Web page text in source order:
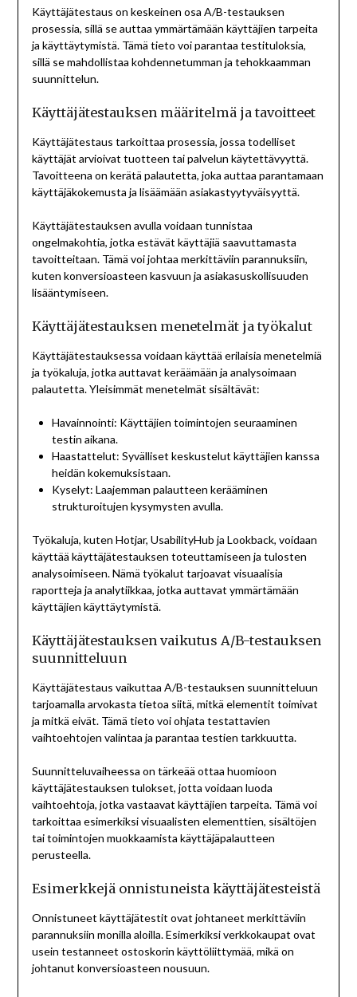
Käyttäjätestaus on keskeinen osa A/B-testauksen
prosessia, sillä se auttaa ymmärtämään käyttäjien tarpeita
ja käyttäytymistä. Tämä tieto voi parantaa testituloksia,
sillä se mahdollistaa kohdennetumman ja tehokkaamman
suunnittelun.
Käyttäjätestauksen määritelmä ja tavoitteet
Käyttäjätestaus tarkoittaa prosessia, jossa todelliset
käyttäjät arvioivat tuotteen tai palvelun käytettävyyttä.
Tavoitteena on kerätä palautetta, joka auttaa parantamaan
käyttäjäkokemusta ja lisäämään asiakastyytyväisyyttä.
Käyttäjätestauksen avulla voidaan tunnistaa
ongelmakohtia, jotka estävät käyttäjiä saavuttamasta
tavoitteitaan. Tämä voi johtaa merkittäviin parannuksiin,
kuten konversioasteen kasvuun ja asiakasuskollisuuden
lisääntymiseen.
Käyttäjätestauksen menetelmät ja työkalut
Käyttäjätestauksessa voidaan käyttää erilaisia menetelmiä
ja työkaluja, jotka auttavat keräämään ja analysoimaan
palautetta. Yleisimmät menetelmät sisältävät:
Havainnointi: Käyttäjien toimintojen seuraaminen
testin aikana.
Haastattelut: Syvälliset keskustelut käyttäjien kanssa
heidän kokemuksistaan.
Kyselyt: Laajemman palautteen kerääminen
strukturoitujen kysymysten avulla.
Työkaluja, kuten Hotjar, UsabilityHub ja Lookback, voidaan
käyttää käyttäjätestauksen toteuttamiseen ja tulosten
analysoimiseen. Nämä työkalut tarjoavat visuaalisia
raportteja ja analytiikkaa, jotka auttavat ymmärtämään
käyttäjien käyttäytymistä.
Käyttäjätestauksen vaikutus A/B-testauksen
suunnitteluun
Käyttäjätestaus vaikuttaa A/B-testauksen suunnitteluun
tarjoamalla arvokasta tietoa siitä, mitkä elementit toimivat
ja mitkä eivät. Tämä tieto voi ohjata testattavien
vaihtoehtojen valintaa ja parantaa testien tarkkuutta.
Suunnitteluvaiheessa on tärkeää ottaa huomioon
käyttäjätestauksen tulokset, jotta voidaan luoda
vaihtoehtoja, jotka vastaavat käyttäjien tarpeita. Tämä voi
tarkoittaa esimerkiksi visuaalisten elementtien, sisältöjen
tai toimintojen muokkaamista käyttäjäpalautteen
perusteella.
Esimerkkejä onnistuneista käyttäjätesteistä
Onnistuneet käyttäjätestit ovat johtaneet merkittäviin
parannuksiin monilla aloilla. Esimerkiksi verkkokaupat ovat
usein testanneet ostoskorin käyttöliittymää, mikä on
johtanut konversioasteen nousuun.